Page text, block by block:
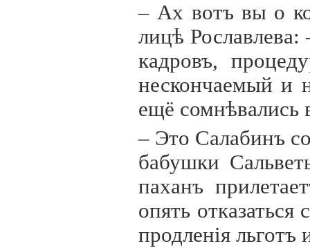
– Ах вотъ вы о
лицѣ
кадровъ,
нескончаемый и
ещё сомнѣвались
– Это Салабинъ
бабушки
паханъ
опять
продленiя льготъ